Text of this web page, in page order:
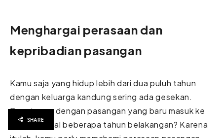
Menghargai perasaan dan
kepribadian pasangan
Kamu saja yang hidup lebih dari dua puluh tahun
dengan keluarga kandung sering ada gesekan.
Bagaimana dengan pasangan yang baru masuk ke
keluarga asal beberapa tahun belakangan? Karena
SHARE